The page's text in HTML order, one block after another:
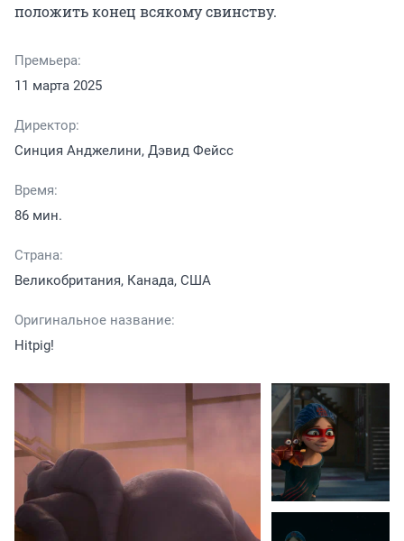
положить конец всякому свинству.
Премьера:
11 марта 2025
Директор:
Синция Анджелини, Дэвид Фейсс
Время:
86 мин.
Страна:
Великобритания, Канада, США
Оригинальное название:
Hitpig!